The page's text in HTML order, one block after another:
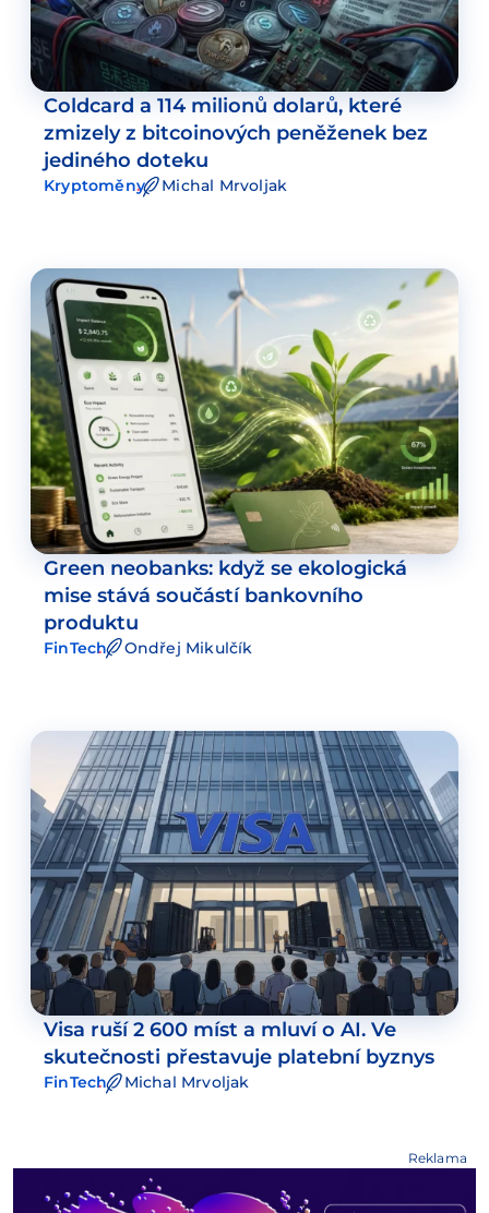
Coldcard a 114 milionů dolarů, které
zmizely z bitcoinových peněženek bez
jediného doteku
Kryptoměny Michal Mrvoljak
Green neobanks: když se ekologická
mise stává součástí bankovního
produktu
FinTech Ondřej Mikulčík
Visa ruší 2 600 míst a mluví o AI. Ve
skutečnosti přestavuje platební byznys
FinTech Michal Mrvoljak
Reklama